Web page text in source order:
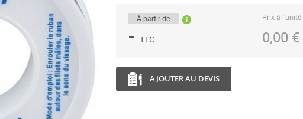
À partir de
- TTC
Prix à l’unité
0,00 €
AJOUTER AU DEVIS